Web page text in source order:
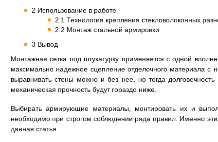
2 Использование в работе
2.1 Технология крепления стекловолоконных
2.2 Монтаж стальной армировки
3 Вывод
Монтажная сетка под штукатурку применяется с одной
максимально надежное сцепление отделочного материала с
выравнивать стены можно и без нее, но тогда
механическая прочность будут гораздо ниже.
Выбирать армирующие материалы, монтировать их и
необходимо при строгом соблюдении ряда правил. Именно
данная статья.